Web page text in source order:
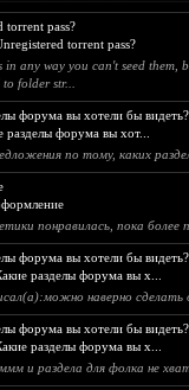
torrent pass?
torrent pass?
in any way you can't seed them,
folder str...
форума вы хотели бы видеть?
разделы форума вы хот...
по тому, каких
понравилась, пока более
форума вы хотели бы видеть?
разделы форума вы х...
наверно сделать
форума вы хотели бы видеть?
разделы форума вы х...
и раздела для фолка не